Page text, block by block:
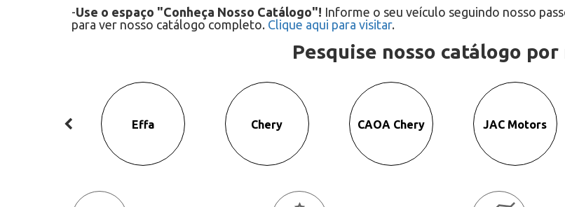
-Use o espaço "Conheça Nosso Catálogo"! Informe o seu veículo seguindo nosso
para ver nosso catálogo completo. Clique aqui para visitar.
Pesquise nosso catálogo por
Effa Chery CAOA Chery JAC Motors